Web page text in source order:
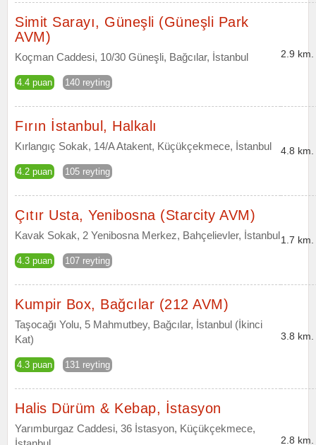
Simit Sarayı, Güneşli (Güneşli Park
AVM)
Koçman Caddesi, 10/30 Güneşli, Bağcılar, İstanbul
4.4 puan 140 reyting
2.9 km.
Fırın İstanbul, Halkalı
Kırlangıç Sokak, 14/A Atakent, Küçükçekmece, İstanbul
4.2 puan 105 reyting
4.8 km.
Çıtır Usta, Yenibosna (Starcity AVM)
Kavak Sokak, 2 Yenibosna Merkez, Bahçelievler, İstanbul
4.3 puan 107 reyting
1.7 km.
Kumpir Box, Bağcılar (212 AVM)
Taşocağı Yolu, 5 Mahmutbey, Bağcılar, İstanbul (İkinci
Kat)
4.3 puan 131 reyting
3.8 km.
Halis Dürüm & Kebap, İstasyon
Yarımburgaz Caddesi, 36 İstasyon, Küçükçekmece,
2.8 km.